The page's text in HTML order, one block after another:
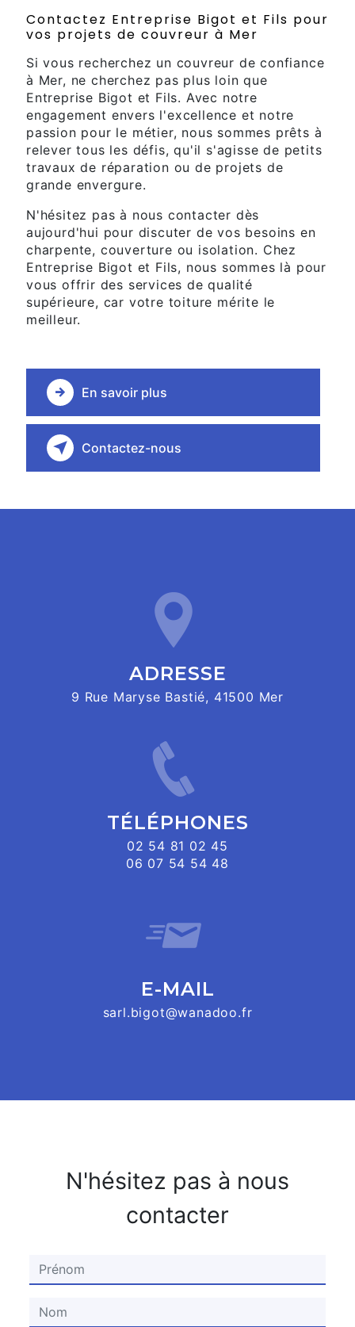
Contactez Entreprise Bigot et Fils pour
vos projets de couvreur à Mer
Si vous recherchez un couvreur de confiance
à Mer, ne cherchez pas plus loin que
Entreprise Bigot et Fils. Avec notre
engagement envers l'excellence et notre
passion pour le métier, nous sommes prêts à
relever tous les défis, qu'il s'agisse de petits
travaux de réparation ou de projets de
grande envergure.
N'hésitez pas à nous contacter dès
aujourd'hui pour discuter de vos besoins en
charpente, couverture ou isolation. Chez
Entreprise Bigot et Fils, nous sommes là pour
vous offrir des services de qualité
supérieure, car votre toiture mérite le
meilleur.
En savoir plus
Contactez-nous
ADRESSE
9 Rue Maryse Bastié, 41500 Mer
TÉLÉPHONES
02 54 81 02 45
06 07 54 54 48
E-MAIL
sarl.bigot@wanadoo.fr
N'hésitez pas à nous
contacter